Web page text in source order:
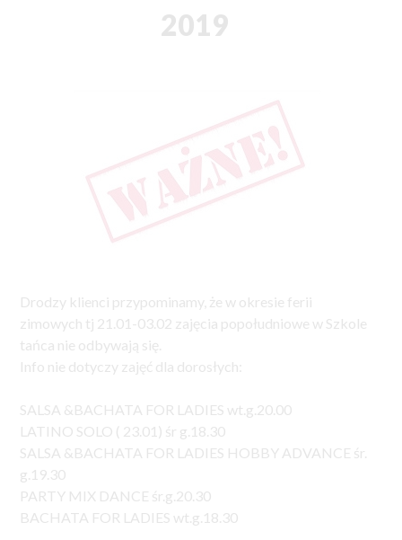
2019
Drodzy klienci przypominamy, że w okresie ferii
zimowych tj 21.01-03.02 zajęcia popołudniowe w Szkole
tańca nie odbywają się.
Info nie dotyczy zajęć dla dorosłych:
SALSA &BACHATA FOR LADIES wt.g.20.00
LATINO SOLO ( 23.01) śr g.18.30
SALSA &BACHATA FOR LADIES HOBBY ADVANCE śr.
g.19.30
PARTY MIX DANCE śr.g.20.30
BACHATA FOR LADIES wt.g.18.30